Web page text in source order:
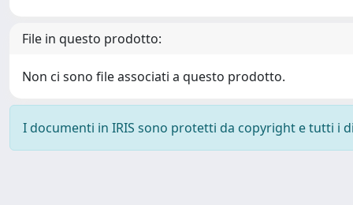
File in questo prodotto:
Non ci sono file associati a questo prodotto.
I documenti in IRIS sono protetti da copyright e tutti i